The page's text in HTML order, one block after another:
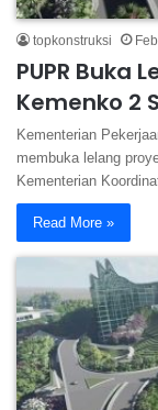
topkonstruksi
PUPR Buka
Kemenko 2
Kementerian
membuka lelang
Kementerian
Read More »